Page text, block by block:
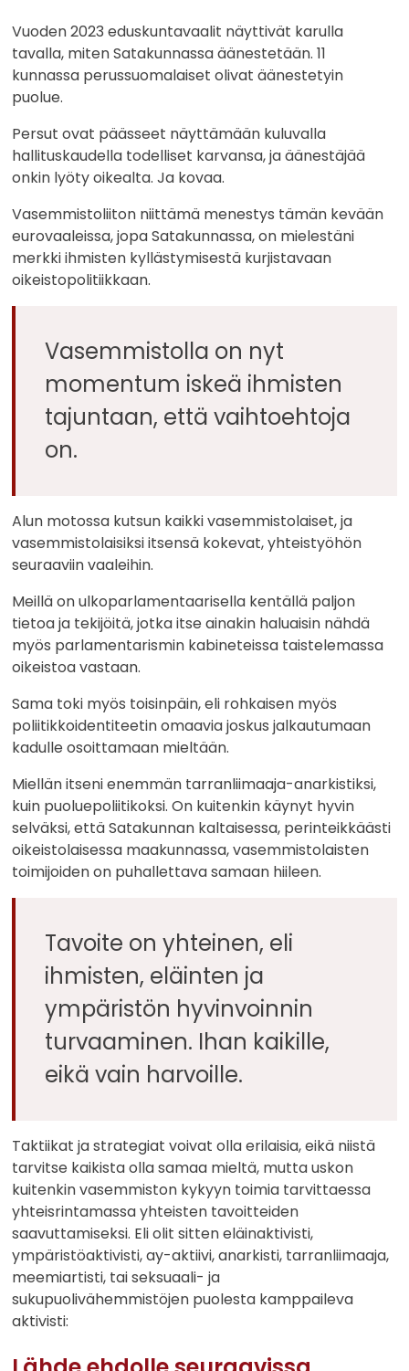
Vuoden 2023 eduskuntavaalit näyttivät karulla
tavalla, miten Satakunnassa äänestetään. 11
kunnassa perussuomalaiset olivat äänestetyin
puolue.
Persut ovat päässeet näyttämään kuluvalla
hallituskaudella todelliset karvansa, ja äänestäjää
onkin lyöty oikealta. Ja kovaa.
Vasemmistoliiton niittämä menestys tämän kevään
eurovaaleissa, jopa Satakunnassa, on mielestäni
merkki ihmisten kyllästymisestä kurjistavaan
oikeistopolitiikkaan.
Vasemmistolla on nyt
momentum iskeä ihmisten
tajuntaan, että vaihtoehtoja
on.
Alun motossa kutsun kaikki vasemmistolaiset, ja
vasemmistolaisiksi itsensä kokevat, yhteistyöhön
seuraaviin vaaleihin.
Meillä on ulkoparlamentaarisella kentällä paljon
tietoa ja tekijöitä, jotka itse ainakin haluaisin nähdä
myös parlamentarismin kabineteissa taistelemassa
oikeistoa vastaan.
Sama toki myös toisinpäin, eli rohkaisen myös
poliitikkoidentiteetin omaavia joskus jalkautumaan
kadulle osoittamaan mieltään.
Miellän itseni enemmän tarranliimaaja-anarkistiksi,
kuin puoluepoliitikoksi. On kuitenkin käynyt hyvin
selväksi, että Satakunnan kaltaisessa, perinteikkäästi
oikeistolaisessa maakunnassa, vasemmistolaisten
toimijoiden on puhallettava samaan hiileen.
Tavoite on yhteinen, eli
ihmisten, eläinten ja
ympäristön hyvinvoinnin
turvaaminen. Ihan kaikille,
eikä vain harvoille.
Taktiikat ja strategiat voivat olla erilaisia, eikä niistä
tarvitse kaikista olla samaa mieltä, mutta uskon
kuitenkin vasemmiston kykyyn toimia tarvittaessa
yhteisrintamassa yhteisten tavoitteiden
saavuttamiseksi. Eli olit sitten eläinaktivisti,
ympäristöaktivisti, ay-aktiivi, anarkisti, tarranliimaaja,
meemiartisti, tai seksuaali- ja
sukupuolivähemmistöjen puolesta kamppaileva
aktivisti: